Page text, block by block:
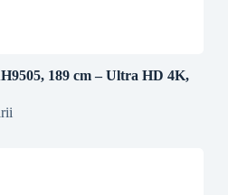
189 cm – Ultra HD 4K,